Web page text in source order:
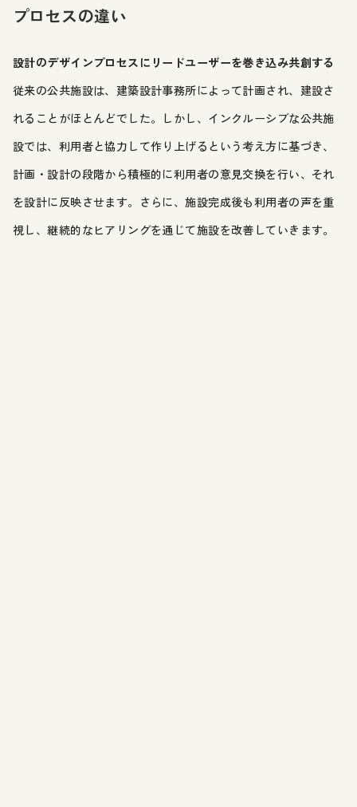
プロセスの違い
設計のデザインプロセスにリードユーザーを巻き込み共創する
従来の公共施設は、建築設計事務所によって計画され、建設さ
れることがほとんどでした。しかし、インクルーシブな公共施
設では、利用者と協力して作り上げるという考え方に基づき、
計画・設計の段階から積極的に利用者の意見交換を行い、それ
を設計に反映させます。さらに、施設完成後も利用者の声を重
視し、継続的なヒアリングを通じて施設を改善していきます。